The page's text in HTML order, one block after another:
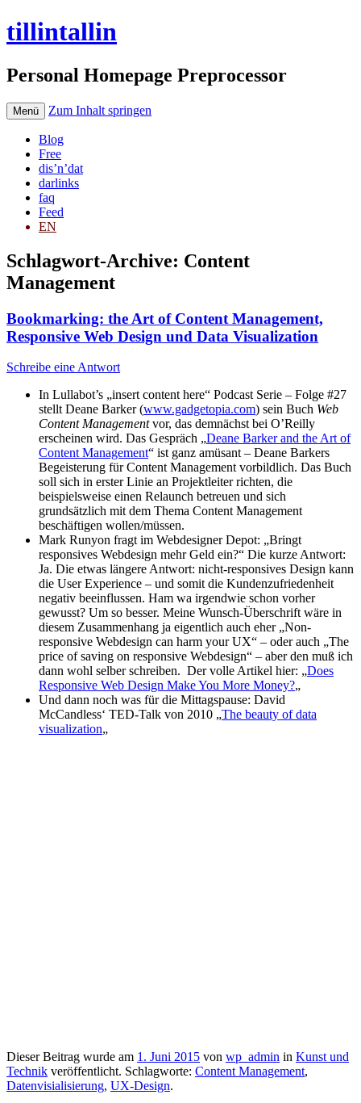
tillintallin
Personal Homepage Preprocessor
Menü Zum Inhalt springen
Blog
Free
dis’n’dat
darlinks
faq
Feed
EN
Schlagwort-Archive: Content
Management
Bookmarking: the Art of Content Management,
Responsive Web Design und Data Visualization
Schreibe eine Antwort
In Lullabot’s „insert content here“ Podcast Serie – Folge #27
stellt Deane Barker (www.gadgetopia.com) sein Buch Web
Content Managementvor, das demnächst bei O’Reilly
erscheinen wird. Das Gespräch „Deane Barker and the Art of
Content Management“ ist ganz amüsant – Deane Barkers
Begeisterung für Content Management vorbildlich. Das Buch
soll sich in erster Linie an Projektleiter richten, die
beispielsweise einen Relaunch betreuen und sich
grundsätzlich mit dem Thema Content Management
beschäftigen wollen/müssen.
Mark Runyon fragt im Webdesigner Depot: „Bringt
responsives Webdesign mehr Geld ein?“ Die kurze Antwort:
Ja. Die etwas längere Antwort: nicht-responsives Design kann
die User Experience – und somit die Kundenzufriedenheit
negativ beeinflussen. Ham wa irgendwie schon vorher
gewusst? Um so besser. Meine Wunsch-Überschrift wäre in
diesem Zusammenhang ja eigentlich auch eher „Non-
responsive Webdesign can harm your UX“ – oder auch „The
price of saving on responsive Webdesign“ – aber den muß ich
dann wohl selber schreiben. Der volle Artikel hier: „Does
Responsive Web Design Make You More Money?„
Und dann noch was für die Mittagspause: David
McCandless‘ TED-Talk von 2010 „The beauty of data
visualization„
Dieser Beitrag wurde am 1. Juni 2015 von wp_admin in Kunst und
Technik veröffentlicht. Schlagworte: Content Management,
Datenvisialisierung, UX-Design.